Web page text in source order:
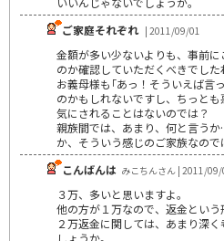
ご家庭それぞれ | 2011/09/01
金額が多い少ないよりも、事前
のか確認していただくべきでした
お義母様も｢あっ！そういえば言
のかもしれないですし、ちっと
気にされることはないのでは？
親族間では、あまり、何と言う
か、そういう感じのご家族なので
こんばんは みこちんさん | 2011/09/
３万、多いと思いますよ。
他の方が１万なので、返金という
２万返金に関しては、あまり深
しょうか。